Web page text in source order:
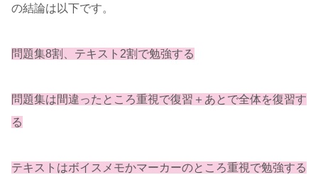
の結論は以下です。
問題集8割、テキスト2割で勉強する
問題集は間違ったところ重視で復習＋あとで全体を復習す
る
テキストはボイスメモかマーカーのところ重視で勉強する